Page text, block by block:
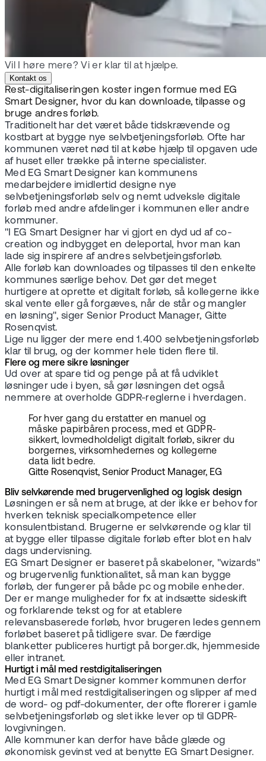
Vil I høre mere? Vi er klar til at hjælpe.
Kontakt os
Rest-digitaliseringen koster ingen formue med EG
Smart Designer, hvor du kan downloade, tilpasse og
bruge andres forløb.
Traditionelt har det været både tidskrævende og
kostbart at bygge nye selvbetjeningsforløb. Ofte har
kommunen været nød til at købe hjælp til opgaven ude
af huset eller trække på interne specialister.
Med EG Smart Designer kan kommunens
medarbejdere imidlertid designe nye
selvbetjeningsforløb selv og nemt udveksle digitale
forløb med andre afdelinger i kommunen eller andre
kommuner.
"I EG Smart Designer har vi gjort en dyd ud af co-
creation og indbygget en deleportal, hvor man kan
lade sig inspirere af andres selvbetjeingsforløb.
Alle forløb kan downloades og tilpasses til den enkelte
kommunes særlige behov. Det gør det meget
hurtigere at oprette et digitalt forløb, så kollegerne ikke
skal vente eller gå forgæves, når de står og mangler
en løsning", siger Senior Product Manager, Gitte
Rosenqvist.
Lige nu ligger der mere end 1.400 selvbetjeningsforløb
klar til brug, og der kommer hele tiden flere til.
Flere og mere sikre løsninger
Ud over at spare tid og penge på at få udviklet
løsninger ude i byen, så gør løsningen det også
nemmere at overholde GDPR-reglerne i hverdagen.
For hver gang du erstatter en manuel og
måske papirbåren process, med et GDPR-
sikkert, lovmedholdeligt digitalt forløb, sikrer du
borgernes, virksomhedernes og kollegerne
data lidt bedre.
Gitte Rosenqvist, Senior Product Manager, EG
Bliv selvkørende med brugervenlighed og logisk design
Løsningen er så nem at bruge, at der ikke er behov for
hverken teknisk specialkompetence eller
konsulentbistand. Brugerne er selvkørende og klar til
at bygge eller tilpasse digitale forløb efter blot en halv
dags undervisning.
EG Smart Designer er baseret på skabeloner, "wizards"
og brugervenlig funktionalitet, så man kan bygge
forløb, der fungerer på både pc og mobile enheder.
Der er mange muligheder for fx at indsætte sideskift
og forklarende tekst og for at etablere
relevansbaserede forløb, hvor brugeren ledes gennem
forløbet baseret på tidligere svar. De færdige
blanketter publiceres hurtigt på borger.dk, hjemmeside
eller intranet.
Hurtigt i mål med restdigitaliseringen
Med EG Smart Designer kommer kommunen derfor
hurtigt i mål med restdigitaliseringen og slipper af med
de word- og pdf-dokumenter, der ofte florerer i gamle
selvbetjeningsforløb og slet ikke lever op til GDPR-
lovgivningen.
Alle kommuner kan derfor have både glæde og
økonomisk gevinst ved at benytte EG Smart Designer.